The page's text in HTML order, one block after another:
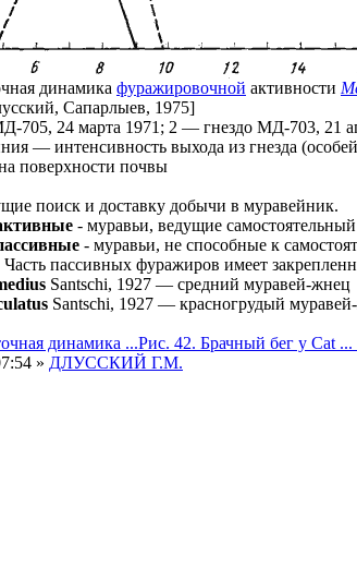
динамика фуражировочной активности
Сапарлыев, 1975]
705, 24 марта 1971; 2 — гнездо МД-703, 21
— интенсивность выхода из гнезда
поверхности почвы
поиск и доставку добычи в муравейник.
- муравьи, ведущие
- муравьи, не способные к
пассивных фуражиров имеет
Santschi, 1927 — средний муравей-жнец
Santschi, 1927 — красногрудый
динамика ...Рис. 42. Брачный бег у Cat ...
» ДЛУССКИЙ Г.М.